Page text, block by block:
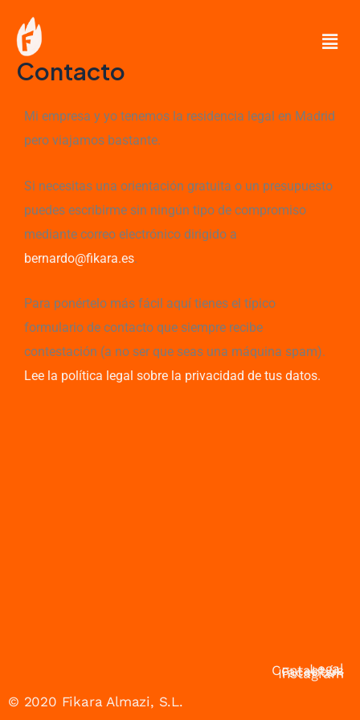
contenido
Contacto
Mi empresa y yo tenemos la residencia legal en Madrid
pero viajamos bastante.
Si necesitas una orientación gratuita o un presupuesto
puedes escribirme sin ningún tipo de compromiso
mediante correo electrónico dirigido a
bernardo@fikara.es.
Para ponértelo más fácil aquí tienes el típico
formulario de contacto que siempre recibe
contestación (a no ser que seas una máquina spam).
Lee la política legal sobre la privacidad de tus datos.
Legal
Contact us
Facebook
Instagram
© 2020 Fikara Almazi, S.L.